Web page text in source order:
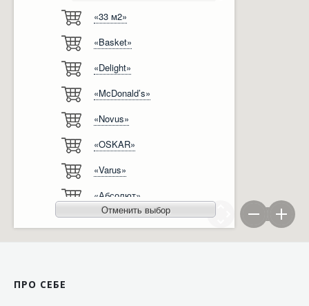
Ліцензії, сертифікати, дипломи
Автоматизація
Модернізація
«33 м2»
«Basket»
«Delight»
«McDonald’s»
«Novus»
«OSKAR»
«Varus»
«Абсолют»
«Агро-Овен»
Отменить выбор
ПРО СЕБЕ